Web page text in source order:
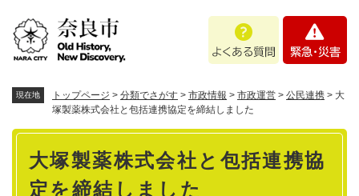
あ
問
・
現在地 トップページ > 分類でさがす > 市政情報 > 市政運営 > 公民連携 > 大
塚製薬株式会社と包括連携協定を締結しました
本
大塚製薬株式会社と包括連携協
定を締結しました